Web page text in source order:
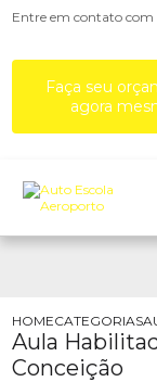
Entre em contato com
Faça seu
agora
HOMECATEGORIAS
Aula
Conceição